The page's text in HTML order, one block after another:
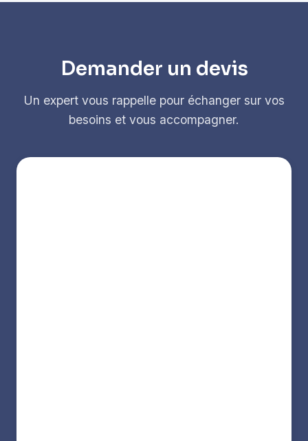
Demander un devis
Un expert vous rappelle pour échanger sur vos
besoins et vous accompagner.